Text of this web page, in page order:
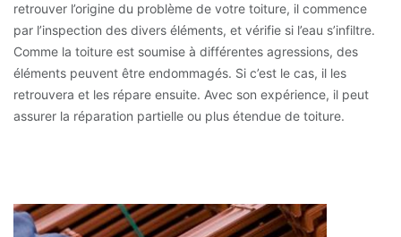
retrouver l’origine du problème de votre toiture, il commence
par l’inspection des divers éléments, et vérifie si l’eau s’infiltre.
Comme la toiture est soumise à différentes agressions, des
éléments peuvent être endommagés. Si c’est le cas, il les
retrouvera et les répare ensuite. Avec son expérience, il peut
assurer la réparation partielle ou plus étendue de toiture.